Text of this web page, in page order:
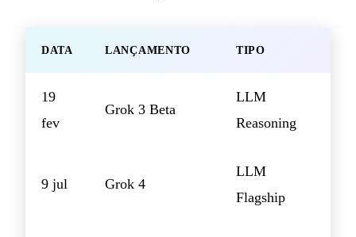
DATA LANÇAMENTO TIPO
19
fev
Grok 3 Beta
LLM
Reasoning
9 jul Grok 4
LLM
Flagship